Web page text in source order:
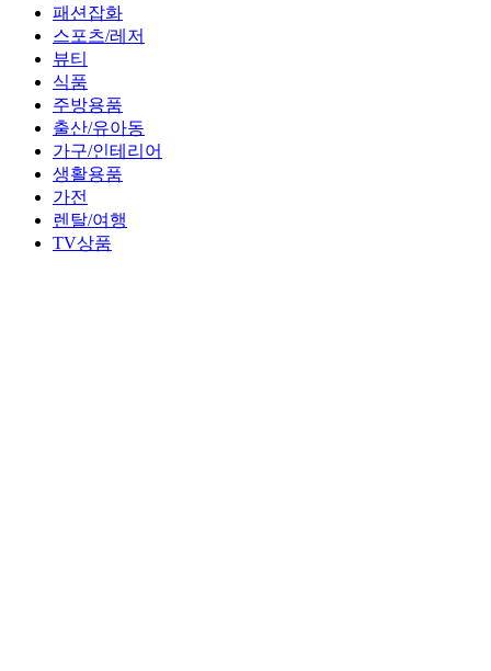
패션잡화
스포츠/레저
뷰티
식품
주방용품
출산/유아동
가구/인테리어
생활용품
가전
렌탈/여행
TV상품